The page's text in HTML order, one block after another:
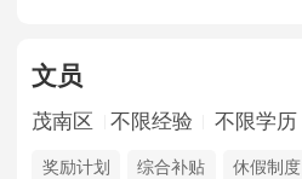
文员
茂南区 不限经验 不限学历
奖励计划 综合补贴 休假制度